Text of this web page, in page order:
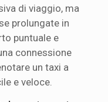
di viaggio, ma
prolungate in
puntuale e
connessione
un taxi a
e veloce.